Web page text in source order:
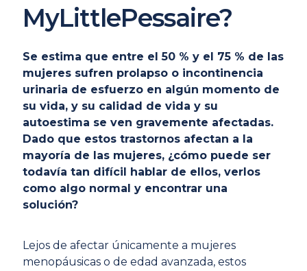
MyLittlePessaire?
Se estima que entre el 50 % y el 75 % de las
mujeres sufren prolapso o incontinencia
urinaria de esfuerzo en algún momento de
su vida, y su calidad de vida y su
autoestima se ven gravemente afectadas.
Dado que estos trastornos afectan a la
mayoría de las mujeres, ¿cómo puede ser
todavía tan difícil hablar de ellos, verlos
como algo normal y encontrar una
solución?
Lejos de afectar únicamente a mujeres
menopáusicas o de edad avanzada, estos